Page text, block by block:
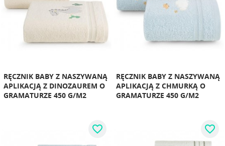
RĘCZNIK BABY Z NASZYWANĄ
APLIKACJĄ Z DINOZAUREM O
GRAMATURZE 450 G/M2
RĘCZNIK BABY Z NASZYWANĄ
APLIKACJĄ Z CHMURKĄ O
GRAMATURZE 450 G/M2
favorite_border favorite_border